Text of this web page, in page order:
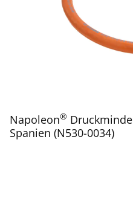
Napoleon®
Spanien (N530-0034)